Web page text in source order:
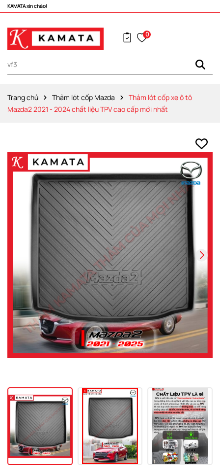
Vô vàng khuyến mãi hấp dẫn đang chờ đợi bạn!
0
Trang chủ Thảm lót cốp Mazda
Thảm lót cốp xe ô tô
Mazda2 2021 - 2024 chất liệu TPV cao cấp mới nhất